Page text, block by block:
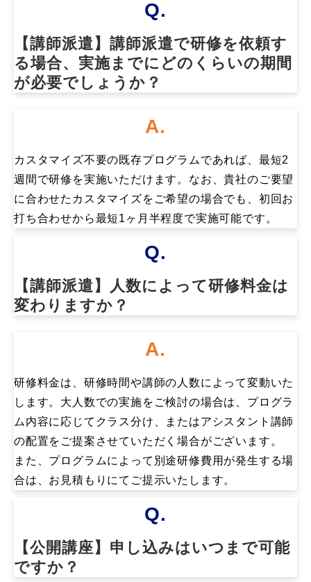
Q.
【講師派遣】講師派遣で研修を依頼す
る場合、実施までにどのくらいの期間
が必要でしょうか？
A.
カスタマイズ不要の既存プログラムであれば、最短2
週間で研修を実施いただけます。なお、貴社のご要望
に合わせたカスタマイズをご希望の場合でも、初回お
打ち合わせから最短1ヶ月半程度で実施可能です。
Q.
【講師派遣】人数によって研修料金は
変わりますか？
A.
研修料金は、研修時間や講師の人数によって変動いた
します。大人数での実施をご検討の場合は、プログラ
ム内容に応じてクラス分け、またはアシスタント講師
の配置をご提案させていただく場合がございます。
また、プログラムによって別途研修費用が発生する場
合は、お見積もりにてご提示いたします。
Q.
【公開講座】申し込みはいつまで可能
ですか？​